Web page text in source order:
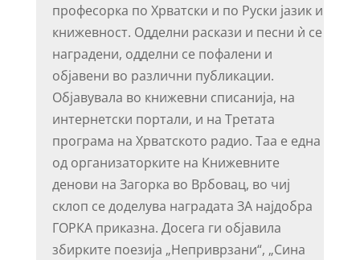
професорка по Хрватски и по Руски јазик и
книжевност. Одделни раскази и песни ѝ се
наградени, одделни се пофалени и
објавени во различни публикации.
Објавувала во книжевни списанија, на
интернетски портали, и на Третата
програма на Хрватското радио. Таа е една
од организаторките на Книжевните
денови на Загорка во Врбовац, во чиј
склоп се доделува наградата ЗА најдобра
ГОРКА приказна. Досега ги објавила
збирките поезија „Неприврзани“, „Сина